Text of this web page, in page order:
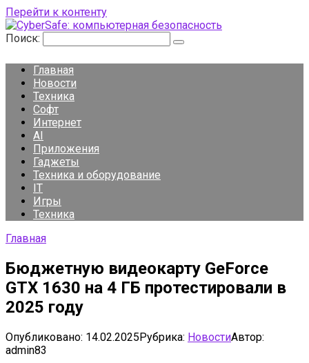
Перейти к контенту
Поиск:
Главная
Новости
Техника
Софт
Интернет
AI
Приложения
Гаджеты
Техника и оборудование
IT
Игры
Техника
Главная
Бюджетную видеокарту GeForce
GTX 1630 на 4 ГБ протестировали в
2025 году
Опубликовано: 14.02.2025Рубрика: НовостиАвтор:
admin83